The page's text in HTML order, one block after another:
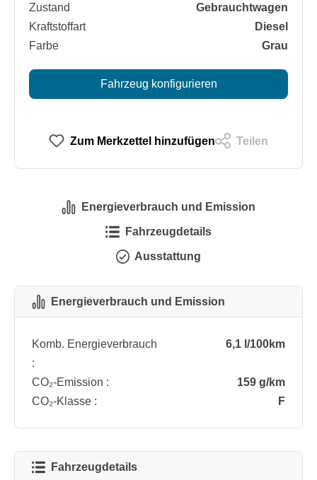
Zustand
Gebrauchtwagen
Kraftstoffart
Diesel
Farbe
Grau
Fahrzeug konfigurieren
Zum Merkzettel hinzufügen Teilen
Energieverbrauch und Emission
Fahrzeugdetails
Ausstattung
Energieverbrauch und Emission
Komb. Energieverbrauch
:
6,1 l/100km
CO₂-Emission :
159 g/km
CO₂-Klasse :
F
Fahrzeugdetails